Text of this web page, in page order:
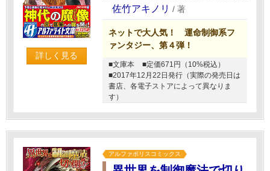
詳しく見る
佐竹アキノリ / 著
ネットで大人気！ 運命制御系フ
ァンタジー、第４弾！
■文庫本
■定価671円（10%税込）
■2017年12月22日発行（実際の発売日は
書店、各電子ストアによって異なりま
す）
アルファポリスコミックス